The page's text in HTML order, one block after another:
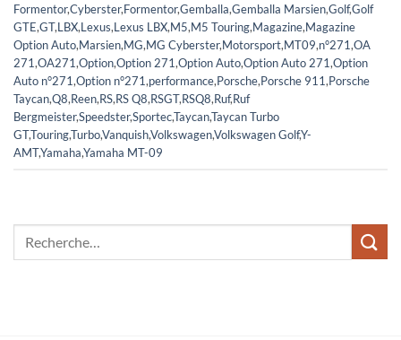
Formentor,Cyberster,Formentor,Gemballa,Gemballa Marsien,Golf,Golf
GTE,GT,LBX,Lexus,Lexus LBX,M5,M5 Touring,Magazine,Magazine
Option Auto,Marsien,MG,MG Cyberster,Motorsport,MT09,n°271,OA
271,OA271,Option,Option 271,Option Auto,Option Auto 271,Option
Auto n°271,Option n°271,performance,Porsche,Porsche 911,Porsche
Taycan,Q8,Reen,RS,RS Q8,RSGT,RSQ8,Ruf,Ruf
Bergmeister,Speedster,Sportec,Taycan,Taycan Turbo
GT,Touring,Turbo,Vanquish,Volkswagen,Volkswagen Golf,Y-
AMT,Yamaha,Yamaha MT-09